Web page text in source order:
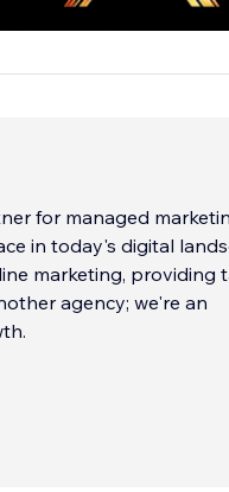
Marketing
for managed
in today's digital
marketing, providing
agency; we're an